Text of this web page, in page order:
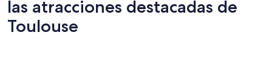
las atracciones destacadas de
Toulouse